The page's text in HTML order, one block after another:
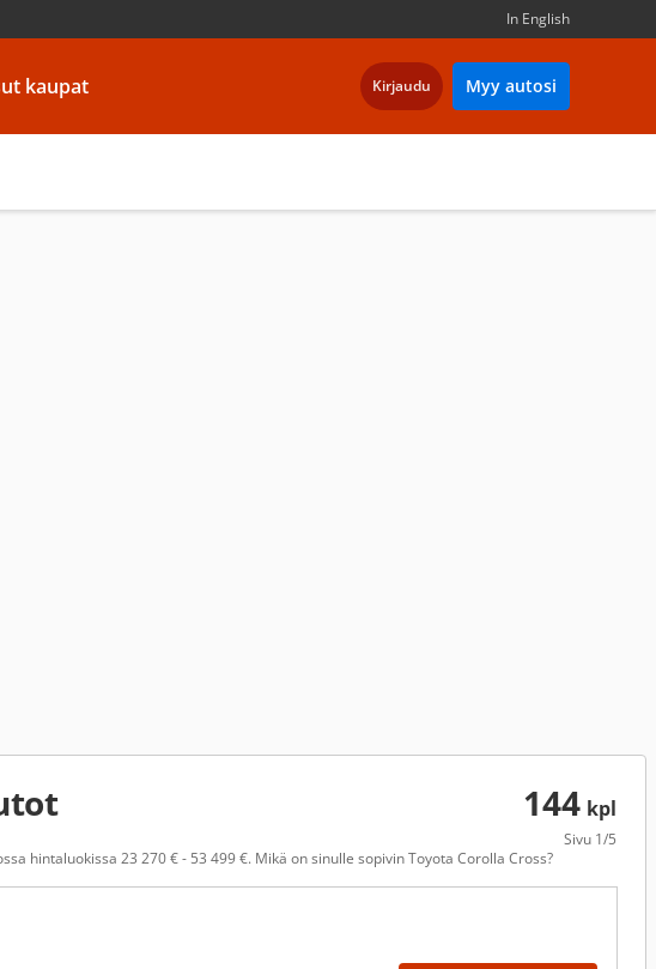
In English
kaupat Kirjaudu Myy autosi
144 kpl
Sivu 1/5
hintaluokissa 23 270 € - 53 499 €. Mikä on sinulle sopivin Toyota Corolla Cross?